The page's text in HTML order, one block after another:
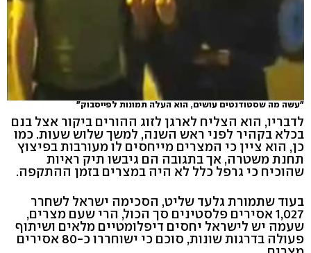
"עשה מה שסטודנטים עושים, הוא העלה תמונות לפייסבוק"
לדבריו, הוא הצליח לארגן לזוג ההורים ביקור אצל בנם
בכלא בקהיר לפני ראש השנה, למשך שלוש שעות. כמו
כן, הוא ציין כי המצרים מייחסים לו מעורבות בפיצוץ
תחנת משטרה, אך בתגובה הם גיבשו תיק ראיות
שהוכיח כי גרפל כלל לא היה במצרים בזמן ההתקפה.
בעוד שתמורת גלעד שליט, הסכימה ישראל לשחרר
1,027 אסירים פלסטינים סך הכול, הרי שעם מצרים,
שעמה יש לישראל יחסים דיפלומטיים מלאים ושיתוף
פעולה בדרגות שונות, סוכם כי ישוחררו כ-80 אסירים